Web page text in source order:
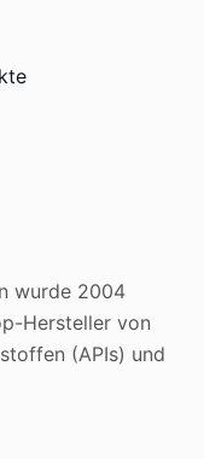
wurde 2004
Hersteller von
(APIs) und